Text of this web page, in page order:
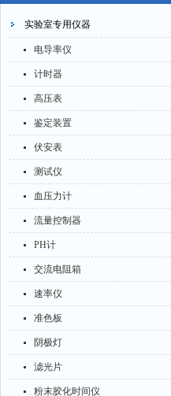
实验室专用仪器
电导率仪
计时器
高压表
鉴定装置
伏安表
测试仪
血压力计
流量控制器
PH计
交流电阻箱
速率仪
准色板
阴极灯
滤光片
粉末胶化时间仪